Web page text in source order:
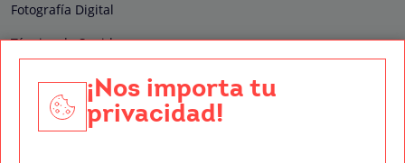
Fotografía Digital
Técnico de Sonido
Edición y Postproducción de Vídeo
Nuestros sellos de calidad
¡Nos importa tu
privacidad!